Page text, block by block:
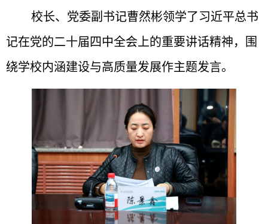
校长、党委副书记曹然彬领学了习近平总书
记在党的二十届四中全会上的重要讲话精神，围
绕学校内涵建设与高质量发展作主题发言。